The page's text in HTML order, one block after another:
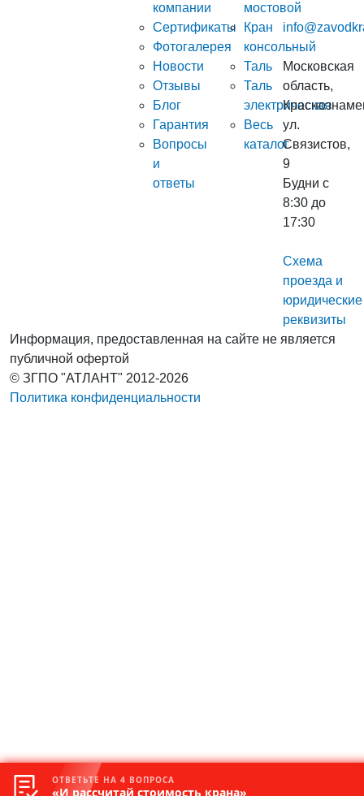
компании
Сертификаты
Фотогалерея
Новости
Отзывы
Блог
Гарантия
Вопросы
и
ответы
мостовой
Кран
консольный
Таль
Таль
электрическая
Весь
каталог
Московская
область,
ул.
Связистов,
9
Будни с
8:30 до
17:30
Схема
проезда и
юридические
реквизиты
Информация, предоставленная на сайте не является
публичной офертой
© ЗГПО "АТЛАНТ" 2012-2026
Политика конфиденциальности
ОТВЕТЬТЕ НА 4 ВОПРОСА
«И рассчитай стоимость крана»